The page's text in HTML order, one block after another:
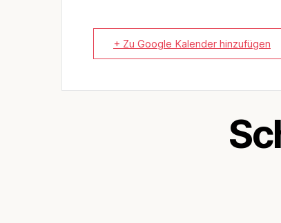
+ Zu Google Kalender hinzufügen